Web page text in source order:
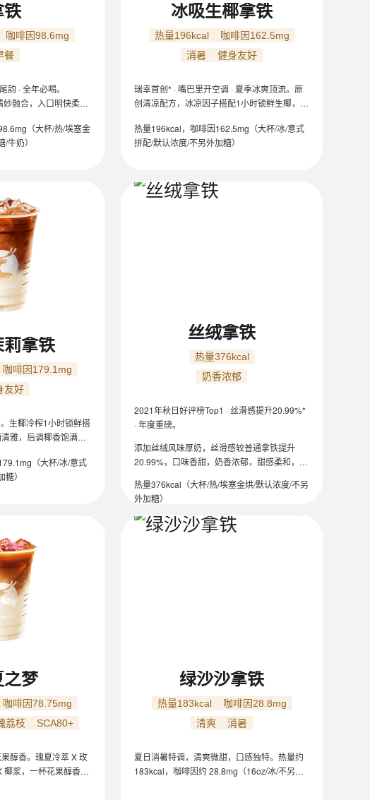
铁
咖啡因98.6mg
餐
韵 · 全年必喝。
融合，入口明快柔
（大杯/热/埃塞金
牛奶）
冰吸生椰拿铁
热量196kcal
咖啡因162.5mg
消暑
健身友好
瑞幸首创* · 嘴巴里开空调 · 夏季冰爽顶流。原
创清凉配方，冰凉因子搭配1小时锁鲜生椰，椰
余甘弥漫。
热量196kcal，咖啡因162.5mg（大杯/冰/意式
拼配/默认浓度/不另外加糖）
莉拿铁
咖啡因179.1mg
友好
生椰冷榨1小时锁鲜搭
雅，后调椰香饱满，
（大杯/冰/意式
）
丝绒拿铁
热量376kcal
奶香浓郁
2021年秋日好评榜Top1 · 丝滑感提升20.99%*
· 年度重磅。
添加丝绒风味厚奶，丝滑感较普通拿铁提升
20.99%，口味香甜，奶香浓郁，甜感柔和，尽
热量376kcal（大杯/热/埃塞金烘/默认浓度/不另
外加糖）
之梦
咖啡因78.75mg
荔枝 SCA80+
醇香。瑰夏冷萃 X 玫
椰浆，一杯花果醇香。
绿沙沙拿铁
热量183kcal
咖啡因28.8mg
清爽
消暑
夏日消暑特调，清爽微甜，口感独特。热量约
183kcal，咖啡因约 28.8mg（16oz/冰/不另外